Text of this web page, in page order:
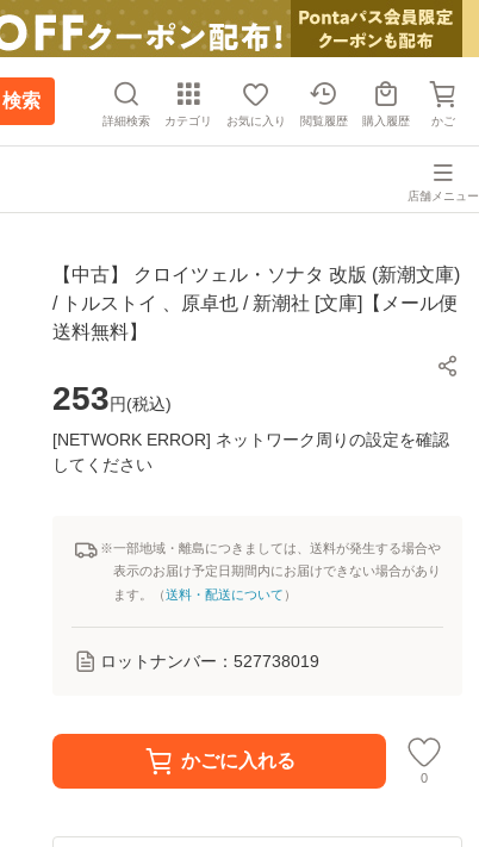
検索
詳細検索 カテゴリ お気に入り 閲覧履歴 購入履歴 かご
店舗メニュー
【中古】 クロイツェル・ソナタ 改版 (新潮文庫)
/ トルストイ 、原卓也 / 新潮社 [文庫]【メール便
送料無料】
253円(税込)
[NETWORK ERROR] ネットワーク周りの設定を確認
してください
※一部地域・離島につきましては、送料が発生する場合や
表示のお届け予定日期間内にお届けできない場合があり
ます。（送料・配送について ）
ロットナンバー： 527738019
かごに入れる
0